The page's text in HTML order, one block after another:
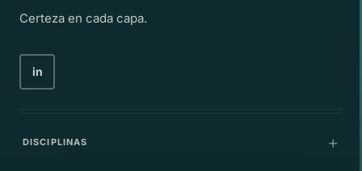
Certeza en cada capa.
in
DISCIPLINAS